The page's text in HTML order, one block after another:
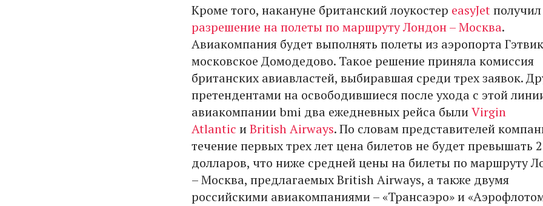
Кроме того, накануне британский лоукостер easyJetполучил
разрешение на полеты по маршруту Лондон – Москва.
Авиакомпания будет выполнять полеты из аэропорта
московское Домодедово. Такое решение приняла комиссия
британских авиавластей, выбиравшая среди трех заявок.
претендентами на освободившиеся после ухода с этой
авиакомпании bmi два ежедневных рейса былиVirgin
Atlantic иBritish Airways. По словам представителей
течение первых трех лет цена билетов не будет превышать
долларов, что ниже средней цены на билеты по маршруту
– Москва, предлагаемых British Airways, а также двумя
российскими авиакомпаниями – «Трансаэро» и